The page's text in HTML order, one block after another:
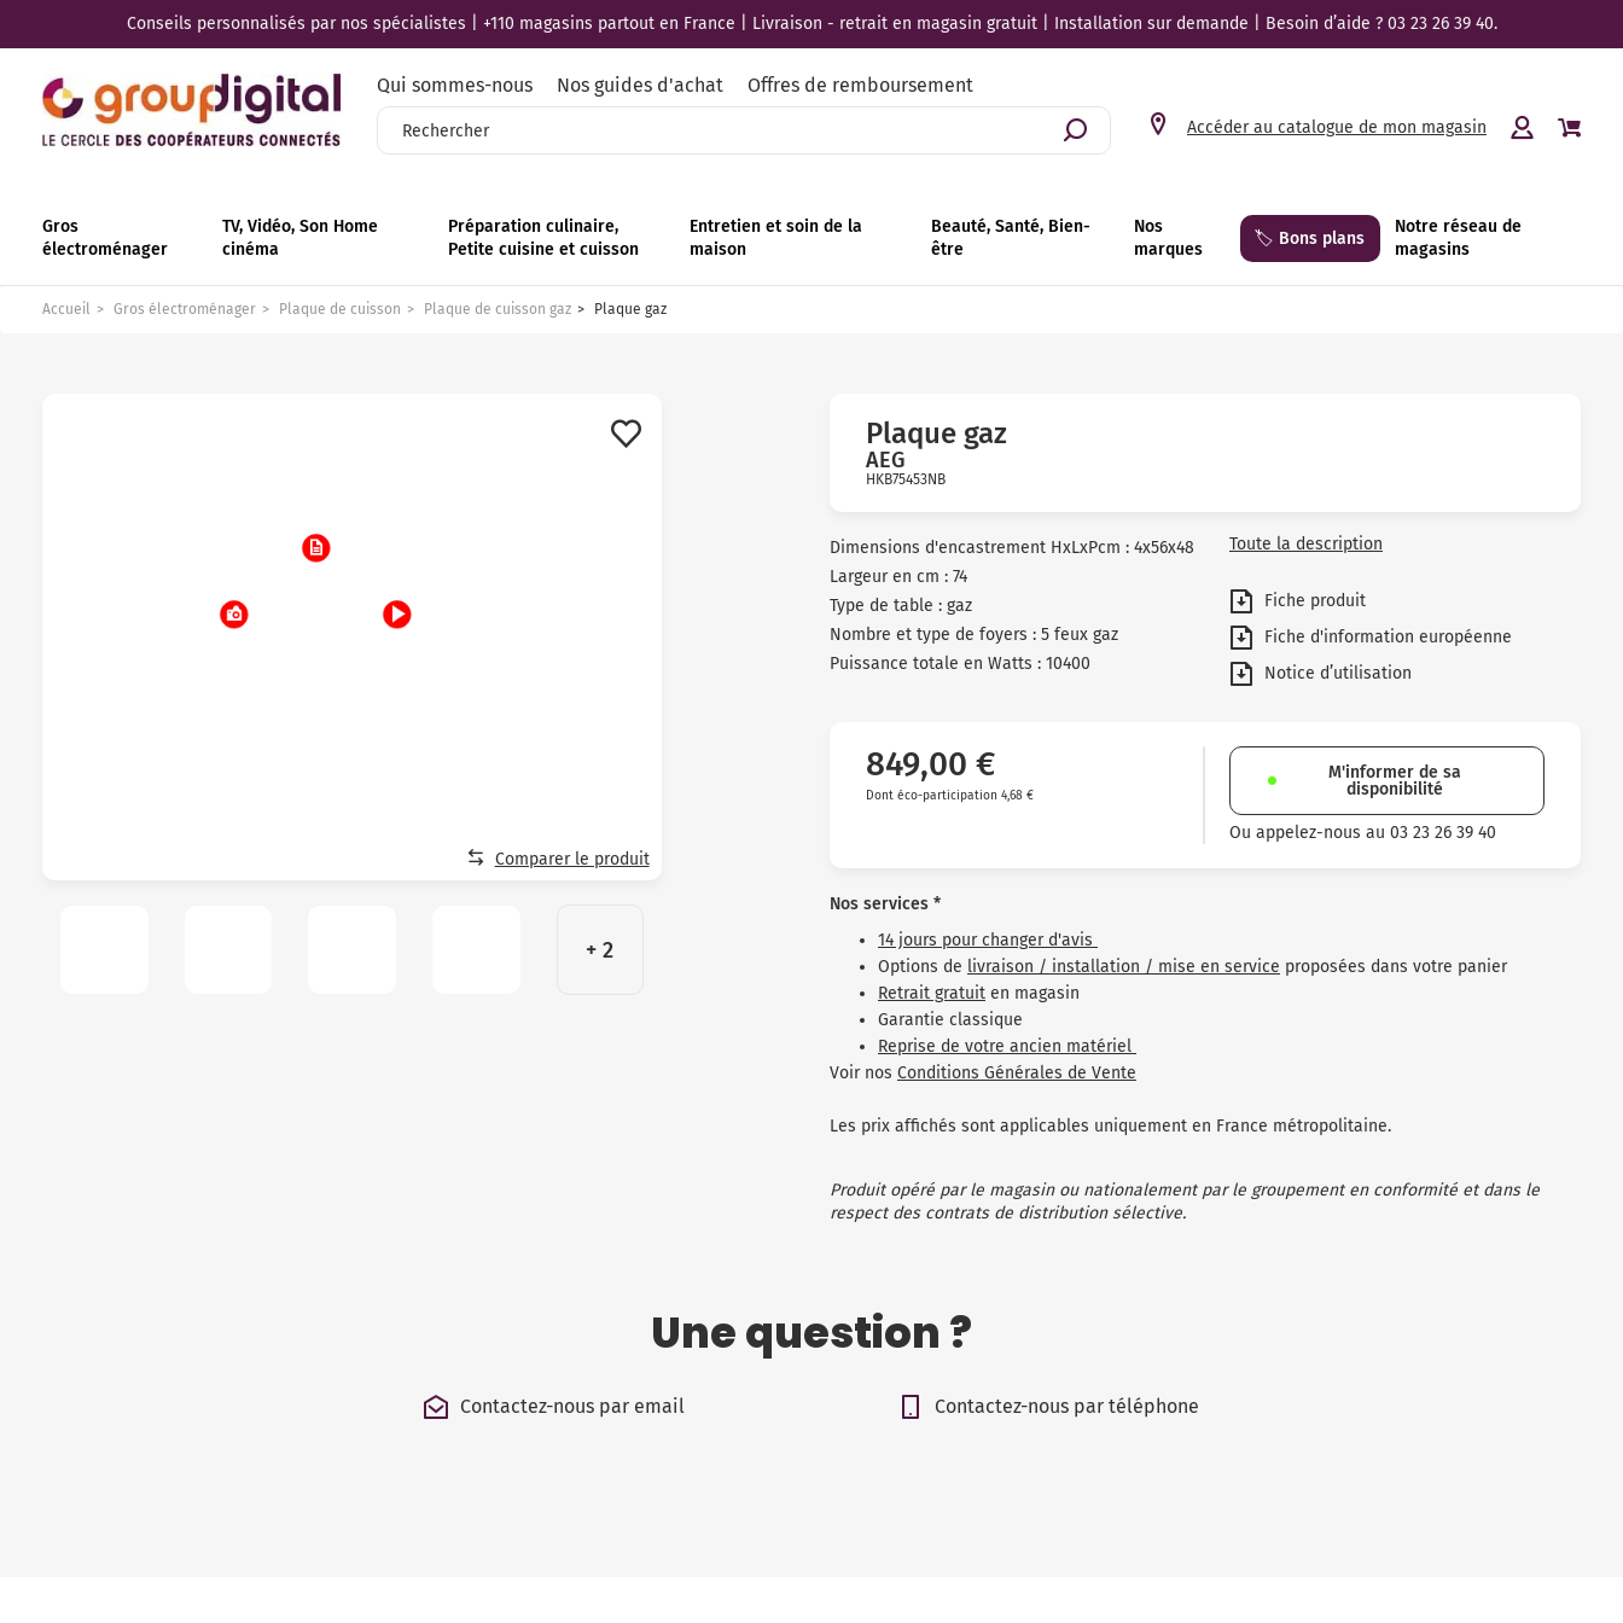
Conseils personnalisés par nos spécialistes | +110 magasins partout en France | Livraison - retrait en magasin gratuit | Installation sur demande | Besoin d’aide ? 03 23 26 39 40.
Qui sommes-nous Nos guides d'achat Offres de remboursement
Accéder au catalogue de mon magasin
Gros
électroménager
TV, Vidéo, Son Home
cinéma
Préparation culinaire,
Petite cuisine et cuisson
Entretien et soin de la
maison
Beauté, Santé, Bien-
être
Nos
marques
🏷️ Bons plans
Notre réseau de
magasins
Accueil Gros électroménager Plaque de cuisson Plaque de cuisson gaz Plaque gaz
+ 2
Comparer le produit
Plaque gaz
AEG
HKB75453NB
Dimensions d'encastrement HxLxPcm : 4x56x48
Largeur en cm : 74
Type de table : gaz
Nombre et type de foyers : 5 feux gaz
Puissance totale en Watts : 10400
Toute la description
Fiche produit
Fiche d'information européenne
Notice d’utilisation
849,00 €
Dont éco-participation 4,68 €
M'informer de sa
disponibilité
Ou appelez-nous au 03 23 26 39 40
Nos services *
14 jours pour changer d'avis
Options de livraison / installation / mise en service proposées dans votre panier
Retrait gratuit en magasin
Garantie classique
Reprise de votre ancien matériel
Voir nos Conditions Générales de Vente
Les prix affichés sont applicables uniquement en France métropolitaine.
Produit opéré par le magasin ou nationalement par le groupement en conformité et dans le
respect des contrats de distribution sélective.
Une question ?
Contactez-nous par email Contactez-nous par téléphone